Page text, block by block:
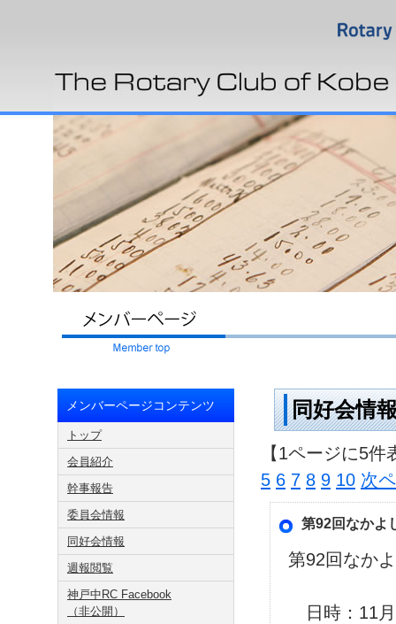
同好会情
【1ページに5
5 6 7 8 9 10 次
第92回なかよ
第92回なか
日時：11
メンバーページコンテンツ
トップ
会員紹介
幹事報告
委員会情報
同好会情報
週報閲覧
神戸中RC Facebook
（非公開）